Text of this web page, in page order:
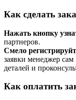
Как сделать
Нажать кнопку
партнеров.
Смело
заявки менеджер
деталей и
Как оплатить